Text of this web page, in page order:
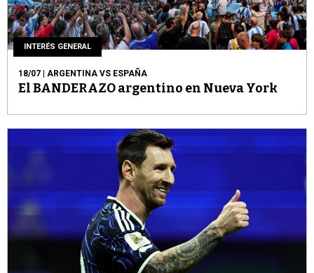
INTERÉS GENERAL
18/07 | ARGENTINA VS ESPAÑA
El BANDERAZO argentino en Nueva York